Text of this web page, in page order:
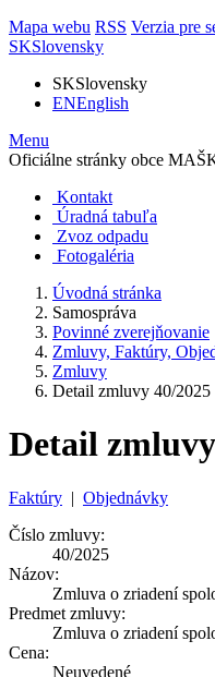
Mapa webu RSS Verzia pre
SKSlovensky
SKSlovensky
ENEnglish
Menu
Oficiálne stránky obce
Kontakt
Úradná tabuľa
Zvoz odpadu
Fotogaléria
Úvodná stránka
Samospráva
Povinné zverejňovanie
Zmluvy, Faktúry,
Zmluvy
Detail zmluvy 40/2025
Detail
Faktúry | Objednávky
Číslo zmluvy:
40/2025
Názov:
Zmluva o zriadení
Predmet zmluvy:
Zmluva o zriadení
Cena:
Neuvedené